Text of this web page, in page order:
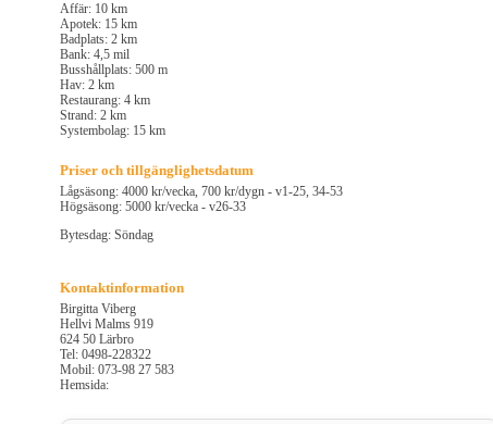
Affär: 10 km
Apotek: 15 km
Badplats: 2 km
Bank: 4,5 mil
Busshållplats: 500 m
Hav: 2 km
Restaurang: 4 km
Strand: 2 km
Systembolag: 15 km
Priser och tillgänglighetsdatum
Lågsäsong: 4000 kr/vecka, 700 kr/dygn - v1-25, 34-53
Högsäsong: 5000 kr/vecka - v26-33
Bytesdag: Söndag
Kontaktinformation
Birgitta Viberg
Hellvi Malms 919
624 50 Lärbro
Tel: 0498-228322
Mobil: 073-98 27 583
Hemsida: